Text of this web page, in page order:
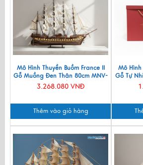
Mô Hình Thuyền Buồm France II
Gỗ Muồng Đen Thân 80cm MNV-
TB02/1
3.268.080 VNĐ
Thêm vào giỏ hàng
Mô Hình
Gỗ Tự